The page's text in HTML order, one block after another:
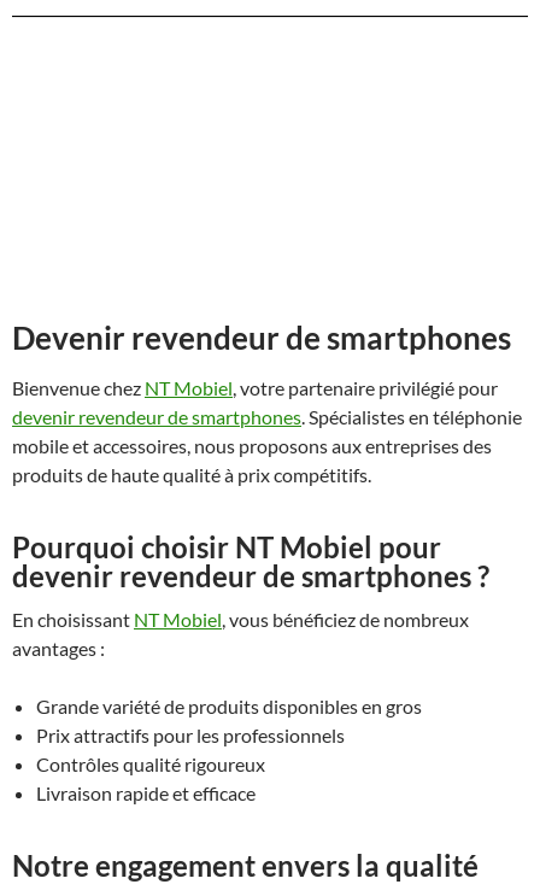
Devenir revendeur de smartphones
Bienvenue chez NT Mobiel, votre partenaire privilégié pour
devenir revendeur de smartphones. Spécialistes en téléphonie
mobile et accessoires, nous proposons aux entreprises des
produits de haute qualité à prix compétitifs.
Pourquoi choisir NT Mobiel pour
devenir revendeur de smartphones ?
En choisissant NT Mobiel, vous bénéficiez de nombreux
avantages :
Grande variété de produits disponibles en gros
Prix attractifs pour les professionnels
Contrôles qualité rigoureux
Livraison rapide et efficace
Notre engagement envers la qualité